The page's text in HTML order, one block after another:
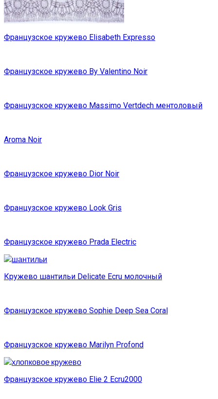
Французское кружево Elisabeth Expresso
Французское кружево By Valentino Noir
Французское кружево Massimo Vertdech ментоловый
Aroma Noir
Французское кружево Dior Noir
Французское кружево Look Gris
Французское кружево Prada Electric
Кружево шантильи Delicate Ecru молочный
Французское кружево Sophie Deep Sea Coral
Французское кружево Marilyn Profond
Французское кружево Elie 2 Ecru2000